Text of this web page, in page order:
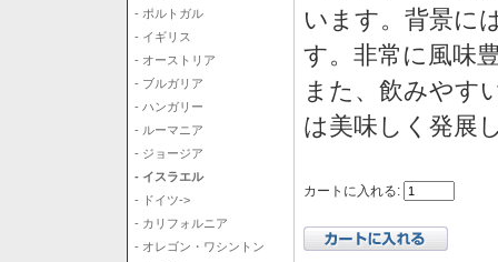
- ポルトガル
- イギリス
- オーストリア
- ブルガリア
- ハンガリー
- ルーマニア
- ジョージア
- イスラエル
- ドイツ->
- カリフォルニア
- オレゴン・ワシントン
います。背景に
す。非常に風味
また、飲みやす
は美味しく発展
カートに入れる: